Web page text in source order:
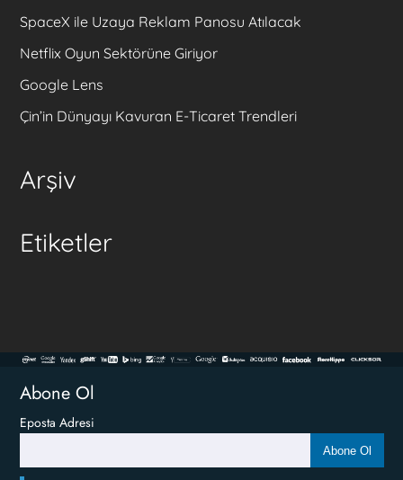
SpaceX ile Uzaya Reklam Panosu Atılacak
Netflix Oyun Sektörüne Giriyor
Google Lens
Çin’in Dünyayı Kavuran E-Ticaret Trendleri
Arşiv
Etiketler
Abone Ol
Eposta Adresi
Abone Ol